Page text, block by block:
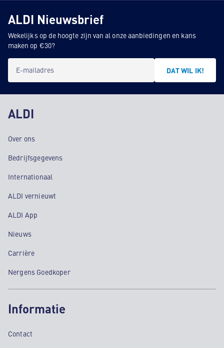
ALDI Nieuwsbrief
Wekelijks op de hoogte zijn van al onze aanbiedingen en kans
maken op €30?
E-mailadres DAT WIL IK!
ALDI
Over ons
Bedrijfsgegevens
Internationaal
ALDI vernieuwt
ALDI App
Nieuws
Carrière
Nergens Goedkoper
Informatie
Contact